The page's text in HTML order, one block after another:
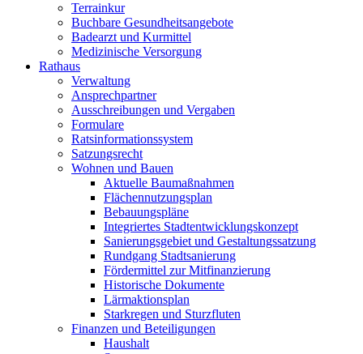
Terrainkur
Buchbare Gesundheitsangebote
Badearzt und Kurmittel
Medizinische Versorgung
Rathaus
Verwaltung
Ansprechpartner
Ausschreibungen und Vergaben
Formulare
Ratsinformationssystem
Satzungsrecht
Wohnen und Bauen
Aktuelle Baumaßnahmen
Flächennutzungsplan
Bebauungspläne
Integriertes Stadtentwicklungskonzept
Sanierungsgebiet und Gestaltungssatzung
Rundgang Stadtsanierung
Fördermittel zur Mitfinanzierung
Historische Dokumente
Lärmaktionsplan
Starkregen und Sturzfluten
Finanzen und Beteiligungen
Haushalt